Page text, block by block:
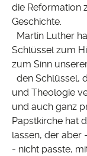
die Reformation
Geschichte.
Martin Luther
Schlüssel zum
zum Sinn
den Schlüssel,
und Theologie
und auch ganz
Papstkirche hat
lassen, der aber
- nicht passte,